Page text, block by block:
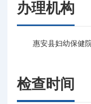
办理机构
惠安县妇幼保健
检查时间